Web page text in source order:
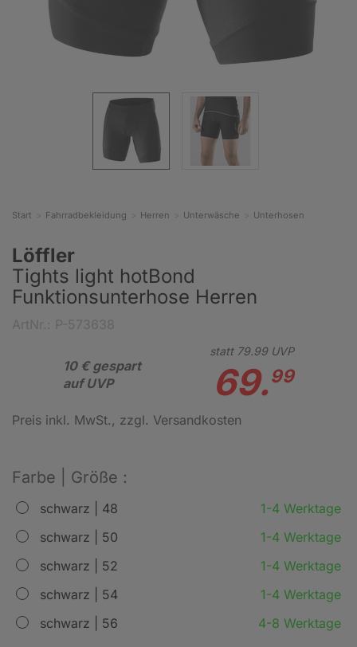
Start Fahrradbekleidung Herren Unterwäsche Unterhosen
Löffler
Tights light hotBond
Funktionsunterhose Herren
10 € gespart
auf UVP
statt 79.99UVP
69.99
Preis inkl. MwSt., zzgl. Versandkosten
Farbe | Größe :
schwarz | 48
1-4 Werktage
schwarz | 50
1-4 Werktage
schwarz | 52
1-4 Werktage
schwarz | 54
1-4 Werktage
schwarz | 56
4-8 Werktage